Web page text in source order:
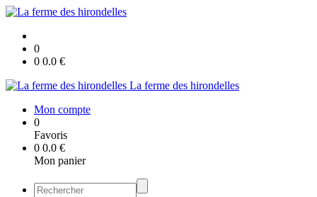
0
0 0.0 €
La ferme des hirondelles
Mon compte
0
Favoris
0 0.0 €
Mon panier